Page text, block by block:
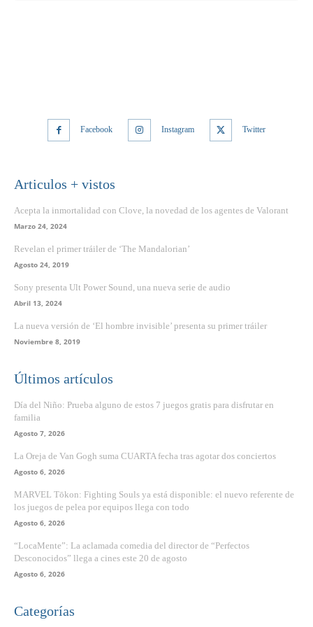
Facebook Instagram Twitter
Articulos + vistos
Acepta la inmortalidad con Clove, la novedad de los agentes de Valorant
Marzo 24, 2024
Revelan el primer tráiler de ‘The Mandalorian’
Agosto 24, 2019
Sony presenta Ult Power Sound, una nueva serie de audio
Abril 13, 2024
La nueva versión de ‘El hombre invisible’ presenta su primer tráiler
Noviembre 8, 2019
Últimos artículos
Día del Niño: Prueba alguno de estos 7 juegos gratis para disfrutar en
familia
Agosto 7, 2026
La Oreja de Van Gogh suma CUARTA fecha tras agotar dos conciertos
Agosto 6, 2026
MARVEL Tōkon: Fighting Souls ya está disponible: el nuevo referente de
los juegos de pelea por equipos llega con todo
Agosto 6, 2026
“LocaMente”: La aclamada comedia del director de “Perfectos
Desconocidos” llega a cines este 20 de agosto
Agosto 6, 2026
Categorías